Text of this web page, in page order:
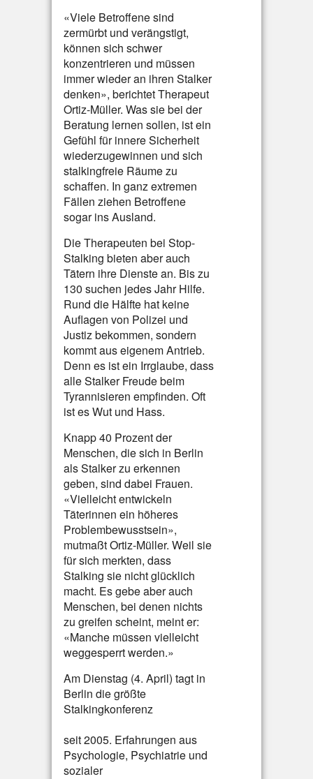
«Viele Betroffene sind
zermürbt und verängstigt,
können sich schwer
konzentrieren und müssen
immer wieder an ihren Stalker
denken», berichtet Therapeut
Ortiz-Müller. Was sie bei der
Beratung lernen sollen, ist ein
Gefühl für innere Sicherheit
wiederzugewinnen und sich
stalkingfreie Räume zu
schaffen. In ganz extremen
Fällen ziehen Betroffene
sogar ins Ausland.
Die Therapeuten bei Stop-
Stalking bieten aber auch
Tätern ihre Dienste an. Bis zu
130 suchen jedes Jahr Hilfe.
Rund die Hälfte hat keine
Auflagen von Polizei und
Justiz bekommen, sondern
kommt aus eigenem Antrieb.
Denn es ist ein Irrglaube, dass
alle Stalker Freude beim
Tyrannisieren empfinden. Oft
ist es Wut und Hass.
Knapp 40 Prozent der
Menschen, die sich in Berlin
als Stalker zu erkennen
geben, sind dabei Frauen.
«Vielleicht entwickeln
Täterinnen ein höheres
Problembewusstsein»,
mutmaßt Ortiz-Müller. Weil sie
für sich merkten, dass
Stalking sie nicht glücklich
macht. Es gebe aber auch
Menschen, bei denen nichts
zu greifen scheint, meint er:
«Manche müssen vielleicht
weggesperrt werden.»
Am Dienstag (4. April) tagt in
Berlin die größte
Stalkingkonferenz
seit 2005. Erfahrungen aus
Psychologie, Psychiatrie und
sozialer